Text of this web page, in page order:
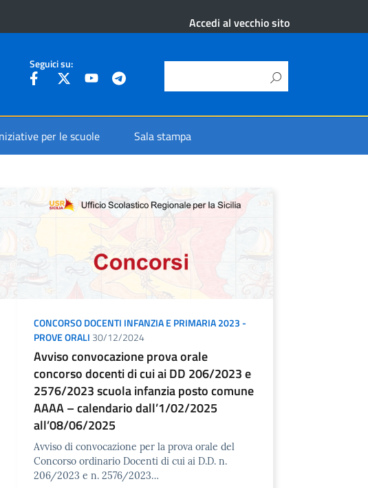
Accedi al vecchio sito
Seguici su:
per le scuole Sala stampa
CONCORSO DOCENTI INFANZIA E PRIMARIA 2023 -
PROVE ORALI 30/12/2024
Avviso convocazione prova orale
concorso docenti di cui ai DD 206/2023 e
2576/2023 scuola infanzia posto comune
AAAA – calendario dall’1/02/2025
all’08/06/2025
Avviso di convocazione per la prova orale del
Concorso ordinario Docenti di cui ai D.D. n.
206/2023 e n. 2576/2023…